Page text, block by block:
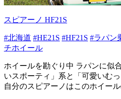
スピアーノ HF21S
#北海道 #HE21S #HF21S #ラパン
チホイール
ホイールを勘ぐり中 ラパンに似
いスポーティ」系と「可愛いむ
自分のスピアーノはこのホイー